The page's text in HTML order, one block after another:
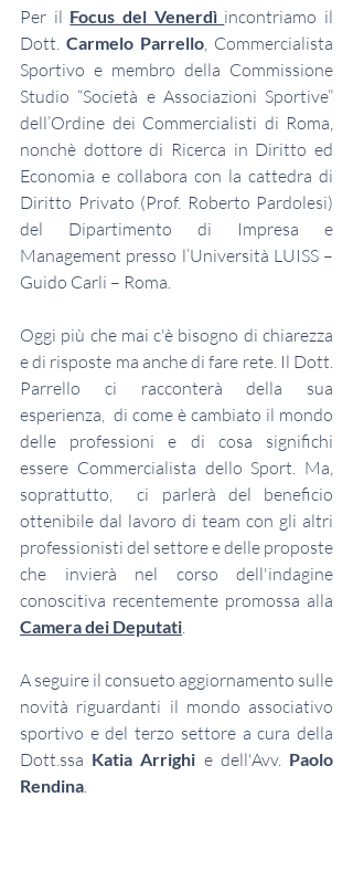
Per il Focus del Venerdì incontriamo il
Dott. Carmelo Parrello, Commercialista
Sportivo e membro della Commissione
Studio “Società e Associazioni Sportive”
dell’Ordine dei Commercialisti di Roma,
nonchè dottore di Ricerca in Diritto ed
Economia e collabora con la cattedra di
Diritto Privato (Prof. Roberto Pardolesi)
del Dipartimento di Impresa e
Management presso l’Università LUISS –
Guido Carli – Roma.
Oggi più che mai c'è bisogno di chiarezza
e di risposte ma anche di fare rete. Il Dott.
Parrello ci racconterà della sua
esperienza,  di come è cambiato il mondo
delle professioni e di cosa significhi
essere Commercialista dello Sport. Ma,
soprattutto,  ci parlerà del beneficio
ottenibile dal lavoro di team con gli altri
professionisti del settore e delle proposte
che invierà nel corso dell'indagine
Camera dei Deputati.
A seguire il consueto aggiornamento sulle
novità riguardanti il mondo associativo
sportivo e del terzo settore a cura della
Dott.ssa Katia Arrighi e dell'Avv. Paolo
Rendina.